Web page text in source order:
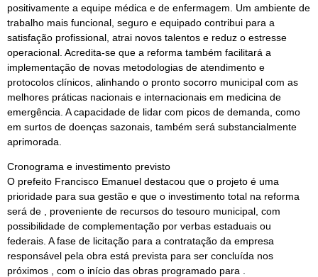
positivamente a equipe médica e de enfermagem. Um ambiente de
trabalho mais funcional, seguro e equipado contribui para a
satisfação profissional, atrai novos talentos e reduz o estresse
operacional. Acredita-se que a reforma também facilitará a
implementação de novas metodologias de atendimento e
protocolos clínicos, alinhando o pronto socorro municipal com as
melhores práticas nacionais e internacionais em medicina de
emergência. A capacidade de lidar com picos de demanda, como
em surtos de doenças sazonais, também será substancialmente
aprimorada.
Cronograma e investimento previsto
O prefeito Francisco Emanuel destacou que o projeto é uma
prioridade para sua gestão e que o investimento total na reforma
será de , proveniente de recursos do tesouro municipal, com
possibilidade de complementação por verbas estaduais ou
federais. A fase de licitação para a contratação da empresa
responsável pela obra está prevista para ser concluída nos
próximos , com o início das obras programado para .